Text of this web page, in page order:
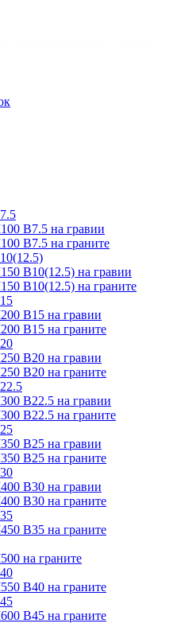
В7.5 на гравии
В7.5 на граните
В10(12.5) на гравии
В10(12.5) на граните
В15 на гравии
В15 на граните
В20 на гравии
В20 на граните
В22.5 на гравии
В22.5 на граните
В25 на гравии
В25 на граните
В30 на гравии
В30 на граните
В35 на граните
на граните
В40 на граните
В45 на граните